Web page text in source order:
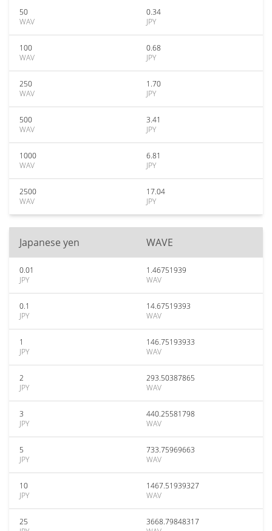
50
WAV
0.34
JPY
100
WAV
0.68
JPY
250
WAV
1.70
JPY
500
WAV
3.41
JPY
1000
WAV
6.81
JPY
2500
WAV
17.04
JPY
Japanese yen WAVE
0.01
JPY
1.46751939
WAV
0.1
JPY
14.67519393
WAV
1
JPY
146.75193933
WAV
2
JPY
293.50387865
WAV
3
JPY
440.25581798
WAV
5
JPY
733.75969663
WAV
10
JPY
1467.51939327
WAV
25
3668.79848317